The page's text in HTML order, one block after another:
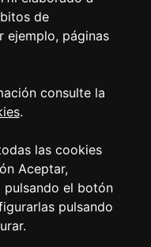
de
ejemplo, páginas
consulte la
.
las cookies
Aceptar,
pulsando el botón
pulsando